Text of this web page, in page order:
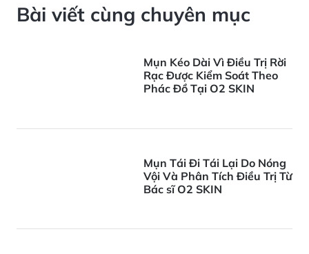
Bài viết cùng chuyên mục
Mụn Kéo Dài Vì Điều Trị Rời
Rạc Được Kiểm Soát Theo
Phác Đồ Tại O2 SKIN
Mụn Tái Đi Tái Lại Do Nóng
Vội Và Phân Tích Điều Trị Từ
Bác sĩ O2 SKIN